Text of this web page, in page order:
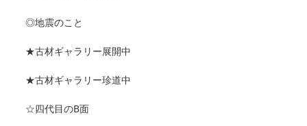
◎地震のこと
★古材ギャラリー展開中
★古材ギャラリー珍道中
☆四代目のB面